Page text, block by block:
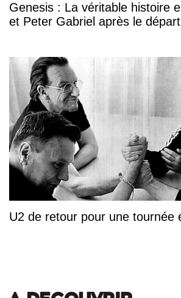
Genesis : La véritable histoire
et Peter Gabriel après le
U2 de retour pour une tournée